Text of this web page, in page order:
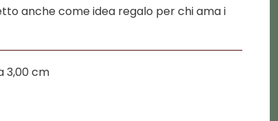
anche come idea regalo per chi ama i
3,00 cm